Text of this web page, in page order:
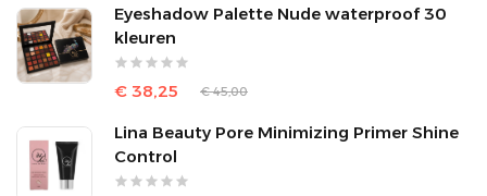
Eyeshadow Palette Nude waterproof 30
kleuren
€ 38,25 € 45,00
Lina Beauty Pore Minimizing Primer Shine
Control